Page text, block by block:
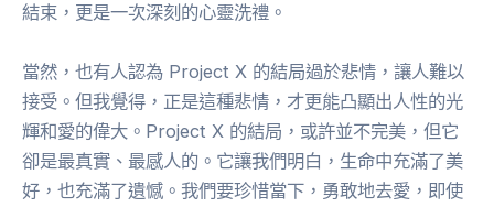
結束，更是一次深刻的心靈洗禮。
當然，也有人認為 Project X 的結局過於悲情，讓人難以
接受。但我覺得，正是這種悲情，才更能凸顯出人性的光
輝和愛的偉大。Project X 的結局，或許並不完美，但它
卻是最真實、最感人的。它讓我們明白，生命中充滿了美
好，也充滿了遺憾。我們要珍惜當下，勇敢地去愛，即使